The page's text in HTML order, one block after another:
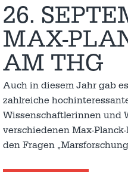
26.
MAX-
AM THG
Auch in diesem Jahr gab
zahlreiche
Wissenschaftlerinnen und
verschiedenen Max-
den Fragen